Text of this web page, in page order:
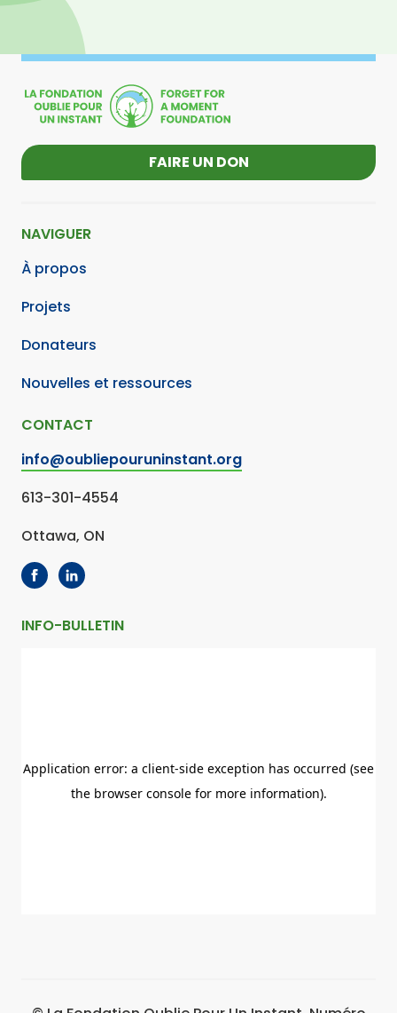
FAIRE UN DON
NAVIGUER
À propos
Projets
Donateurs
Nouvelles et ressources
CONTACT
info@oubliepouruninstant.org
613-301-4554
Ottawa, ON
INFO-BULLETIN